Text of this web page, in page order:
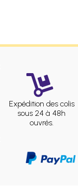
Expédition des colis
sous 24 à 48h
ouvrés.